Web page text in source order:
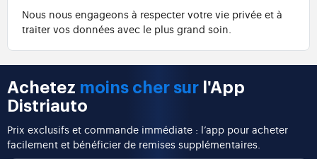
Nous nous engageons à respecter votre vie privée et à
traiter vos données avec le plus grand soin.
Achetez moins cher sur l'App
Distriauto
Prix exclusifs et commande immédiate : l’app pour acheter
facilement et bénéficier de remises supplémentaires.